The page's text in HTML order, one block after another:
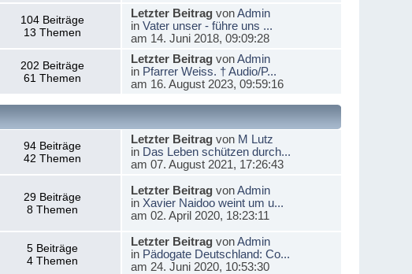
104 Beiträge
13 Themen
Letzter BeitragvonAdmin
in Vater unser - führe uns ...
am 14. Juni 2018, 09:09:28
202 Beiträge
61 Themen
Letzter BeitragvonAdmin
in Pfarrer Weiss. † Audio/P...
am 16. August 2023, 09:59:16
94 Beiträge
42 Themen
Letzter Beitragvon M Lutz
in Das Leben schützen durch...
am 07. August 2021, 17:26:43
29 Beiträge
8 Themen
Letzter BeitragvonAdmin
in Xavier Naidoo weint um u...
am 02. April 2020, 18:23:11
5 Beiträge
4 Themen
Letzter BeitragvonAdmin
in Pädogate Deutschland: Co...
am 24. Juni 2020, 10:53:30